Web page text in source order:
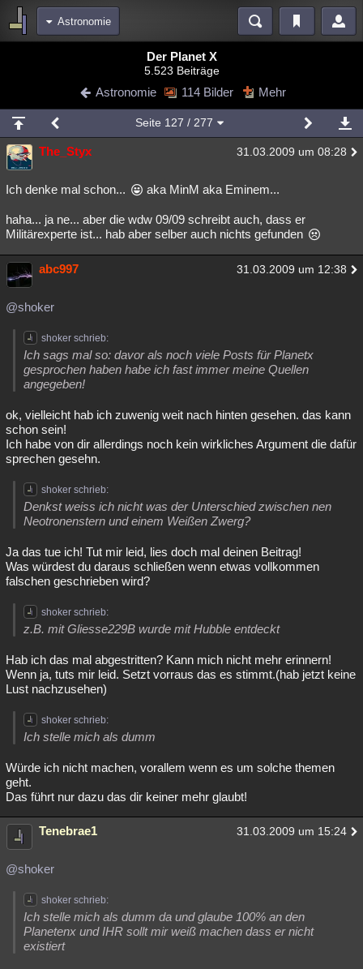
Astronomie
Blogs Videos
Chat Wiki Neuigkeiten
meine Rubriken
Menschen Wissenschaft Mystery Kriminalfälle
Spiritualität Verschwörungen Technologie
Natur Umfragen Unterhaltung
weitere Rubriken
Philosophie Literatur
Astronomie
Musik Clash
Übersichten
Besucht Teilgenommen
Lesenswert Schlüsselwörter
Der Planet X
5.523 Beiträge
Astronomie 114 Bilder Mehr
Seite 127 / 277
The_Styx 31.03.2009 um 08:28
Ich denke mal schon... aka MinM aka Eminem...
haha... ja ne... aber die wdw 09/09 schreibt auch, dass er
Militärexperte ist... hab aber selber auch nichts gefunden
abc997 31.03.2009 um 12:38
@shoker
shoker schrieb:
Ich sags mal so: davor als noch viele Posts für Planetx
gesprochen haben habe ich fast immer meine Quellen
angegeben!
ok, vielleicht hab ich zuwenig weit nach hinten gesehen. das kann
schon sein!
Ich habe von dir allerdings noch kein wirkliches Argument die dafür
sprechen gesehn.
shoker schrieb:
Denkst weiss ich nicht was der Unterschied zwischen nen
Neotronenstern und einem Weißen Zwerg?
Ja das tue ich! Tut mir leid, lies doch mal deinen Beitrag!
Was würdest du daraus schließen wenn etwas vollkommen
falschen geschrieben wird?
shoker schrieb:
z.B. mit Gliesse229B wurde mit Hubble entdeckt
Hab ich das mal abgestritten? Kann mich nicht mehr erinnern!
Wenn ja, tuts mir leid. Setzt vorraus das es stimmt.(hab jetzt keine
Lust nachzusehen)
shoker schrieb:
Ich stelle mich als dumm
Würde ich nicht machen, vorallem wenn es um solche themen
geht.
Das führt nur dazu das dir keiner mehr glaubt!
Tenebrae1 31.03.2009 um 15:24
@shoker
shoker schrieb:
Ich stelle mich als dumm da und glaube 100% an den
Planetenx und IHR sollt mir weiß machen dass er nicht
existiert